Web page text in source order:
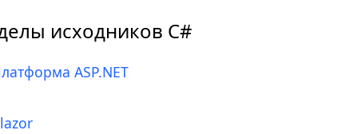
исходников C#
ASP.NET